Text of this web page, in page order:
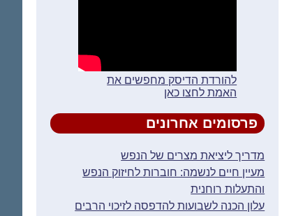
להורדת הדיסק מחפשים את
האמת לחצו כאן
פרסומים אחרונים
מדריך ליציאת מצרים של הנפש
מעיין חיים לנשמה: חוברות לחיזוק הנפש
והתעלות רוחנית
עלון הכנה לשבועות להדפסה לזיכוי הרבים